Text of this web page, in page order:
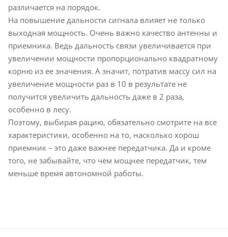
различается на порядок.
На повышение дальности сигнала влияет не только
выходная мощность. Очень важно качество антенны и
приемника. Ведь дальность связи увеличивается при
увеличении мощности пропорционально квадратному
корню из ее значения. А значит, потратив массу сил на
увеличение мощности раз в 10 в результате не
получится увеличить дальность даже в 2 раза,
особенно в лесу.
Поэтому, выбирая рацию, обязательно смотрите на все
характеристики, особенно на то, насколько хорош
приемник – это даже важнее передатчика. Да и кроме
того, не забывайте, что чем мощнее передатчик, тем
меньше время автономной работы.